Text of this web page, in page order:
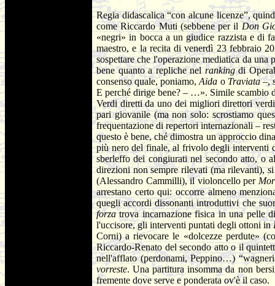
Regia didascalica “con alcune licenze”,
come Riccardo Muti (sebbene per ilDon
«negri» in bocca a un giudice razzista e di
maestro, e la recita di venerdì 23 febbraio
sospettare che l'operazione mediatica da
bene quanto a repliche nelrankingdi
consenso quale, poniamo,Aida o Traviata–,
E perché dirige bene? – …». Simile scambio
Verdi diretti da uno dei migliori direttori
pari giovanile (ma non solo: scrostiamo
frequentazione di repertori internazionali –
questo è bene, ché dimostra un approccio
più nero del finale, al frivolo degli interventi
sberleffo dei congiurati nel secondo atto, o
direzioni non sempre rilevati (ma rilevanti),
(Alessandro Cammilli), il violoncello per
arrestano certo qui: occorre almeno
quegli accordi dissonanti introduttivi che
forzatrova incarnazione fisica in una pelle
l'uccisore, gli interventi puntati degli ottoni in
Corni) a rievocare le «dolcezze perdute»
Riccardo-Renato del secondo atto o il
nell'afflato (perdonami, Peppino…)
vorreste. Una partitura insomma da non
fremente dove serve e ponderata ov'è il caso.